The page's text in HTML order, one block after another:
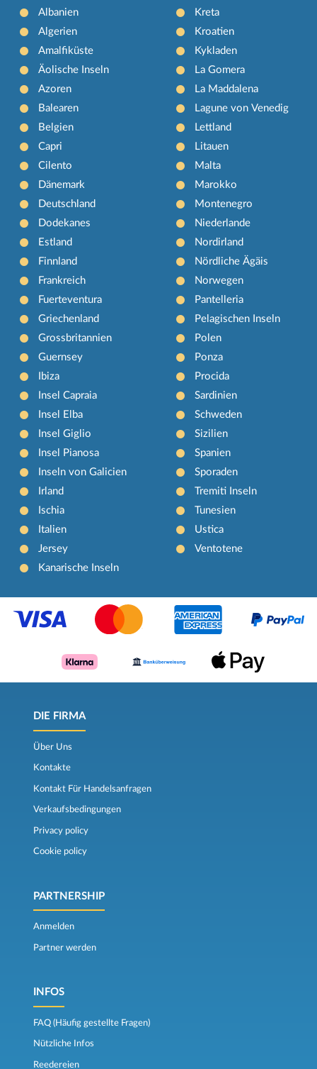
Albanien
Algerien
Amalfiküste
Äolische Inseln
Azoren
Balearen
Belgien
Capri
Cilento
Dänemark
Deutschland
Dodekanes
Estland
Finnland
Frankreich
Fuerteventura
Griechenland
Grossbritannien
Guernsey
Ibiza
Insel Capraia
Insel Elba
Insel Giglio
Insel Pianosa
Inseln von Galicien
Irland
Ischia
Italien
Jersey
Kanarische Inseln
Kreta
Kroatien
Kykladen
La Gomera
La Maddalena
Lagune von Venedig
Lettland
Litauen
Malta
Marokko
Montenegro
Niederlande
Nordirland
Nördliche Ägäis
Norwegen
Pantelleria
Pelagischen Inseln
Polen
Ponza
Procida
Sardinien
Schweden
Sizilien
Spanien
Sporaden
Tremiti Inseln
Tunesien
Ustica
Ventotene
DIE FIRMA
Über Uns
Kontakte
Kontakt Für Handelsanfragen
Verkaufsbedingungen
Privacy policy
Cookie policy
PARTNERSHIP
Anmelden
Partner werden
INFOS
FAQ (Häufig gestellte Fragen)
Nützliche Infos
Reedereien